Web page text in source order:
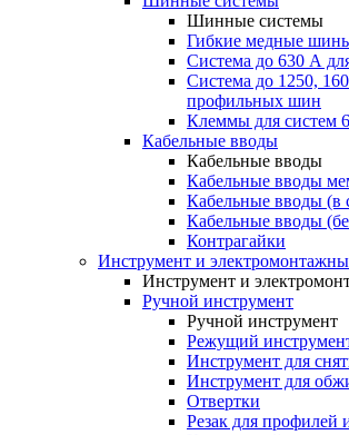
Шинные системы
Гибкие медные
Система до 630 А
Система до 1250,
профильных шин
Клеммы для систем
Кабельные вводы
Кабельные вводы
Кабельные вводы
Кабельные вводы (в
Кабельные вводы
Контрагайки
Инструмент и
Инструмент и
Ручной инструмент
Ручной инструмент
Режущий
Инструмент для
Инструмент для
Отвертки
Резак для профилей